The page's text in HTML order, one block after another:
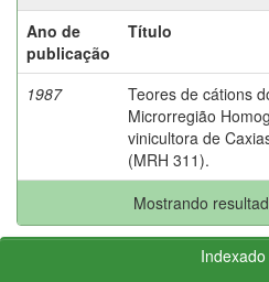
Ano de
publicação
Título
1987
Teores de cátions
Microrregião
vinicultora de
(MRH 311).
Mostrando